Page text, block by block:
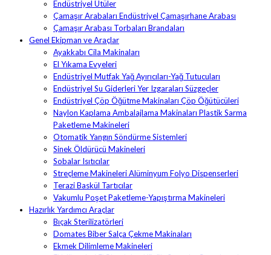
Endüstriyel Ütüler
Çamaşır Arabaları Endüstriyel Çamaşırhane Arabası
Çamaşır Arabası Torbaları Brandaları
Genel Ekipman ve Araçlar
Ayakkabı Cila Makinaları
El Yıkama Evyeleri
Endüstriyel Mutfak Yağ Ayırıcıları-Yağ Tutucuları
Endüstriyel Su Giderleri Yer Izgaraları Süzgeçler
Endüstriyel Çöp Öğütme Makinaları Çöp Öğütücüleri
Naylon Kaplama Ambalajlama Makinaları Plastik Sarma
Paketleme Makineleri
Otomatik Yangın Söndürme Sistemleri
Sinek Öldürücü Makineleri
Sobalar Isıtıcılar
Streçleme Makineleri Alüminyum Folyo Dispenserleri
Terazi Baskül Tartıcılar
Vakumlu Poşet Paketleme-Yapıştırma Makineleri
Hazırlık Yardımcı Araçlar
Bıçak Sterilizatörleri
Domates Biber Salça Çekme Makinaları
Ekmek Dilimleme Makineleri